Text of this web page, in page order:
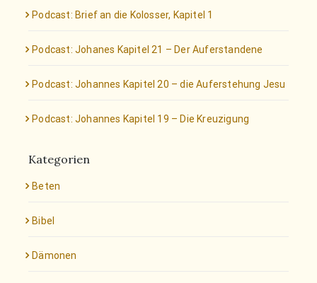
Podcast: Brief an die Kolosser, Kapitel 1
Podcast: Johanes Kapitel 21 – Der Auferstandene
Podcast: Johannes Kapitel 20 – die Auferstehung Jesu
Podcast: Johannes Kapitel 19 – Die Kreuzigung
Kategorien
Beten
Bibel
Dämonen